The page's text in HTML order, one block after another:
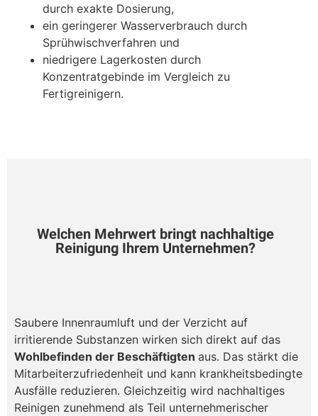
durch exakte Dosierung,
ein geringerer Wasserverbrauch durch
Sprühwischverfahren und
niedrigere Lagerkosten durch
Konzentratgebinde im Vergleich zu
Fertigreinigern.
Welchen Mehrwert bringt nachhaltige
Reinigung Ihrem Unternehmen?
Saubere Innenraumluft und der Verzicht auf
irritierende Substanzen wirken sich direkt auf das
Wohlbefinden der Beschäftigten aus. Das stärkt die
Mitarbeiterzufriedenheit und kann krankheitsbedingte
Ausfälle reduzieren. Gleichzeitig wird nachhaltiges
Reinigen zunehmend als Teil unternehmerischer